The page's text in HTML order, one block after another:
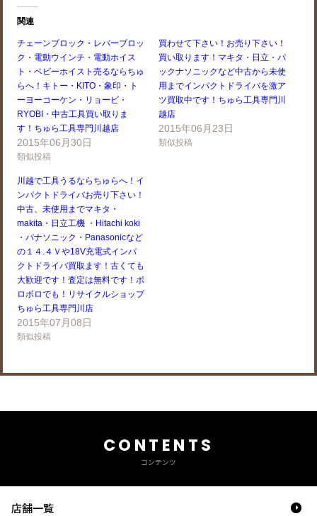
関連
チェーンブロック・レバーブロッ
ク・電動ウインチ・電動ホイス
ト・ベビーホイスト売るならちゅ
らへ！キトー・KITO・象印・ト
ーヨーコーケン・リョービ・
RYOBI・中古工具買い取りま
す！ちゅら工具専門川越店
2015年06月30日
類似投稿
買わせて下さい！お売り下さい！
買い取ります！マキタ・日立・パ
ックナソニックなど中古から未使
用までインパクトドライバを激ア
ツ買取中です！ちゅら工具専門川
越店
2015年06月23日
類似投稿
川越で工具うるならちゅらへ！イ
ンパクトドライバお売り下さい！
中古、未使用までマキタ・
makita・日立工機 ・Hitachi koki
・パナソニック・Panasonicなど
の１４.４Ｖや18V充電式インパ
クトドライバ買取ます！古くても
大歓迎です！査定は無料です！ボ
ロボロでも！リサイクルショップ
ちゅら工具専門川店
2015年07月08日
類似投稿
CONTENTS
コンテンツ
店舗一覧